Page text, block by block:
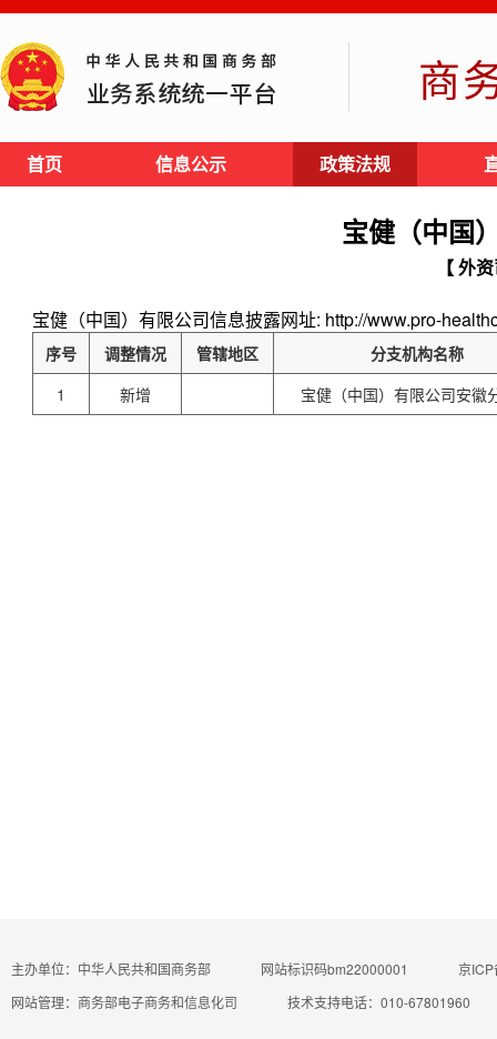
商
首页 信息公示 政策法规
宝健（中国
【 外
宝健（中国）有限公司信息披露网址: http://www.pro-
序号 调整情况 管辖地区
分支机构名称
1
新增 宝健（中国）有限公司安徽
主办单位：中华人民共和国商务部 网站标识码bm22000001
京
网站管理：商务部电子商务和信息化司
技术支持电话：010-67801960